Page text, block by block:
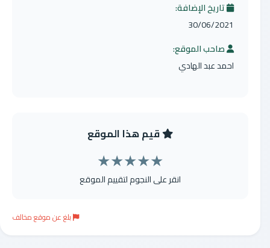
تاريخ الإضافة:
30/06/2021
صاحب الموقع:
احمد عبد الهادي
قيم هذا الموقع
★
★
★
★
★
انقر على النجوم لتقييم الموقع
بلغ عن موقع مخالف